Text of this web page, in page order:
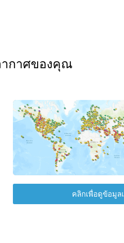
กาศของคุณ
คลิกเพื่อดูข้อมูล